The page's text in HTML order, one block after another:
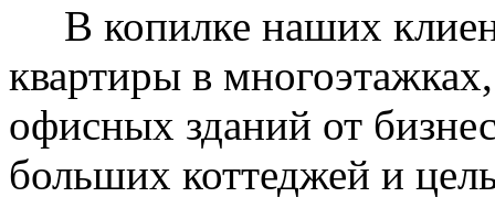
В копилке наших
квартиры в
офисных зданий от
больших коттеджей и